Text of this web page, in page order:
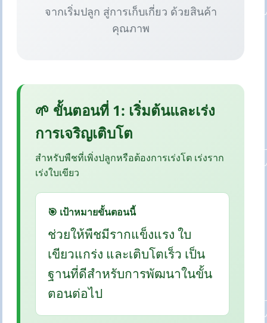
จากเริ่มปลูก สู่การเก็บเกี่ยว ด้วยสินค้า
คุณภาพ
🌱 ขั้นตอนที่ 1: เริ่มต้นและเร่ง
การเจริญเติบโต
สำหรับพืชที่เพิ่งปลูกหรือต้องการเร่งโต เร่งราก
เร่งใบเขียว
🎯 เป้าหมายขั้นตอนนี้
ช่วยให้พืชมีรากแข็งแรง ใบ
เขียวแกร่ง และเติบโตเร็ว เป็น
ฐานที่ดีสำหรับการพัฒนาในขั้น
ตอนต่อไป